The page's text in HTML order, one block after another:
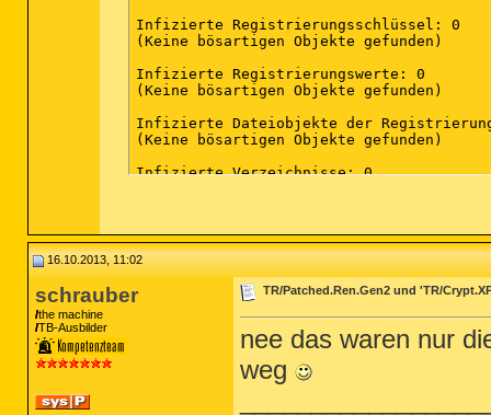
Infizierte Registrierungsschlüssel: 0
(Keine bösartigen Objekte gefunden)
Infizierte Registrierungswerte: 0
(Keine bösartigen Objekte gefunden)
Infizierte Dateiobjekte der
(Keine bösartigen Objekte gefunden)
Infizierte Verzeichnisse: 0
(Keine bösartigen Objekte gefunden)
(Ende)
16.10.2013, 11:02
schrauber
the machine
TB-Ausbilder
TR/Patched.Ren.Gen2 und 'TR/
nee das waren nur
weg